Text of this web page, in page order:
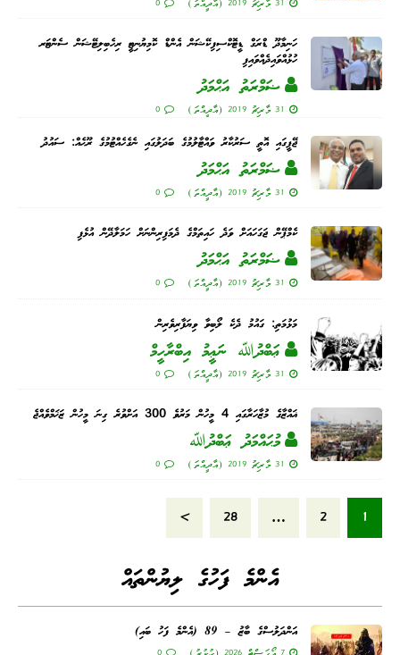
ހަނިމާދޫ ޑްރަގް ޑީޓޮކްސިފިކޭޝަން އެންޑް ކޮމިޔުނިޓީ ރިހެބިލިޓޭޝަން ސެންޓަރ
ހުޅުއްވައިދެއްވައިފި
ޟަމްރަތު އަޙްމަދު
31 މާރިޗު 2019 (އާދީއްތަ) 0
ޖޭޕީގައި އޮތީ ސަރުކާރު ވައްޓާލުމުގެ ބަދަލުގައި ނެގެހެއްޓުމުގެ ރޫޙެއް: ސައުދު
ޟަމްރަތު އަޙްމަދު
31 މާރިޗު 2019 (އާދީއްތަ) 0
ކެމްޕޭން ޖަގަހައަށް ވަދެ ހައިތަމްގެ ދެމަފިރިންނަށް ހަމަލާދޭން އުޅެފި
ޟަމްރަތު އަޙްމަދު
31 މާރިޗު 2019 (އާދީއްތަ) 0
މަޅުމަތި: ގައުމު ދެކެ ލޯބިވާ ވިޔަފާރިވެރިން
ޢަބްދުﷲ ނަޢީމު އިބްރާހީމް
31 މާރިޗު 2019 (އާދީއްތަ) 0
ޣައްޒާގެ މުޒާހަރާގައި 4 މީހުން މަރުވެ 300 އަށްވުރެ ގިނަ މީހުން ޒަޚަމްވެއްޖެ
މުޙައްމަދު ޢަބްދުﷲ
31 މާރިޗު 2019 (އާދީއްތަ) 0
1
2
…
28
»
އެންމެ ފަހުގެ ލިޔުންތައް
އަންދަލުސްގެ ބާޒު – 89 (އެންމެ ފަހު ބައި)